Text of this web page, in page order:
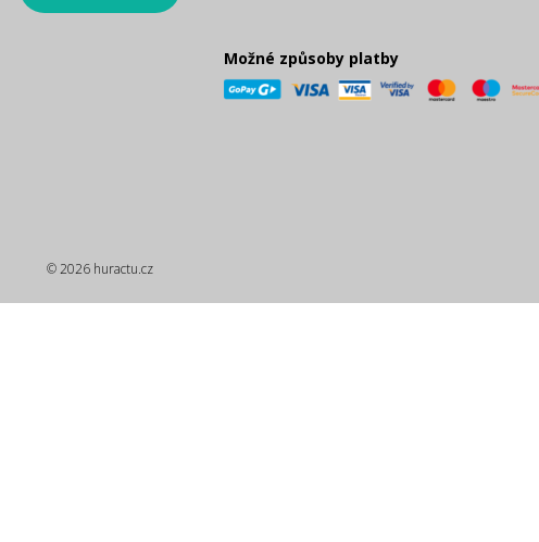
Možné způsoby platby
© 2026 huractu.cz